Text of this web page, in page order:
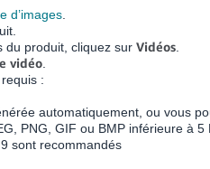
d’images.
du produit, cliquez sur Vidéos.
vidéo.
:
automatiquement, ou vous
PNG, GIF ou BMP inférieure à 5
sont recommandés